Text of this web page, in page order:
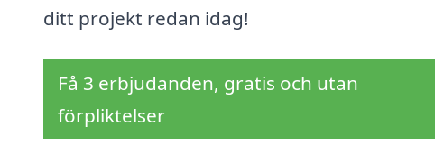
ditt projekt redan idag!
Få 3 erbjudanden, gratis och utan
förpliktelser